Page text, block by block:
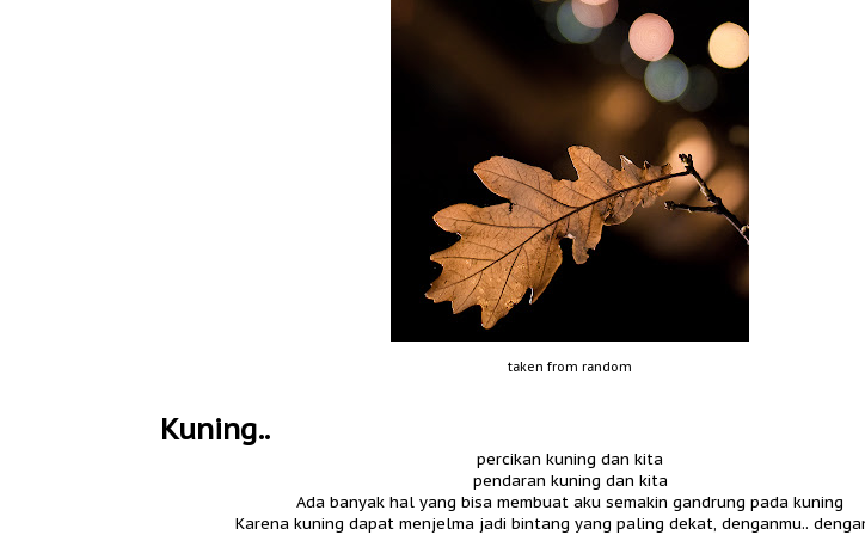
taken from random
Kuning..
percikan kuning dan kita
pendaran kuning dan kita
Ada banyak hal yang bisa membuat aku semakin gandrung pada kuning
Karena kuning dapat menjelma jadi bintang yang paling dekat, denganmu..